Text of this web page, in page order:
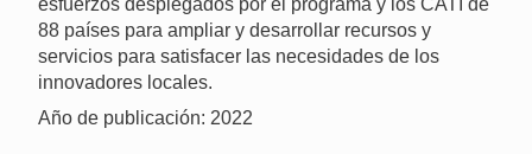
esfuerzos desplegados por el programa y los CATI de
88 países para ampliar y desarrollar recursos y
servicios para satisfacer las necesidades de los
innovadores locales.
Año de publicación: 2022